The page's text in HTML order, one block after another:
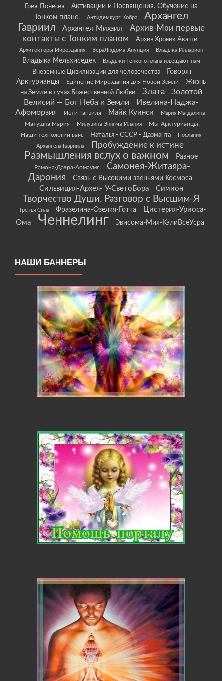
Грея-Понесея
Активации и Посвящения. Обучение на
Тонком плане.
Антидемиург Кобра
Архангел
Гавриил
Архангел Михаил
Архив-Мои первые
контакты с Тонким планом
Архив Хроник Акаши
Архитекторы Мироздания ВераЛюдома-Анунция Владыка Илларион
Владыка Мельхиседек Владыки Тонкого плана извещают нам
Внеземные Цивилизации для человечества
Говорят
Арктурианцы
Единение Мироздания для Новой Земли
Жизнь
на Земле в лучах Божественной Любви
Злата
Золотой
Велисий — Бог Неба и Земли
Ивелина-Наджа-
Афоморзия
Исти-Танзиля Майк Куинси Мария Магдалина
Матушка Мария Милузина-Энигма-Илания
Мы-Арктурианцы.
Наши технологии вам.
Наталья - СССР - Даэманта
Послания
Архангела Гавриила
Пробуждение к истине
Размышления вслух о важном Разное
Рамона-Даэра-Аомаумя
Самонея-Житаяра-
Дарония
Связь с Высокими звеньями Космоса
Сильвиция-Архея- У-СветоБора Симион
Творчество Души. Разговор с Высшим-Я
Третья Сила Фразелина-Озелия-Готта
Цистерия-Уриоса-
Ома
Ченнелинг Эвисома-Мия-КалиВсеУсра
НАШИ БАННЕРЫ